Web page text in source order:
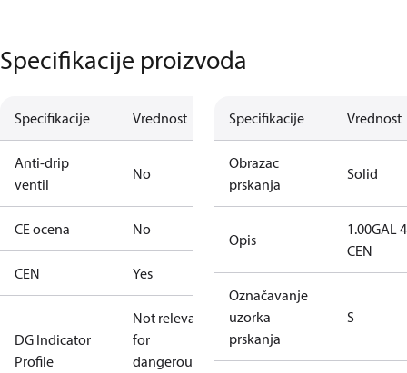
Specifikacije proizvoda
Specifikacije Vrednost
Anti-drip
ventil
No
CE ocena No
CEN Yes
DG Indicator
Profile
Not relevant
for
dangerous
Specifikacije Vrednost
Obrazac
prskanja
Solid
Opis
1.00GAL
CEN
Označavanje
uzorka
prskanja
S